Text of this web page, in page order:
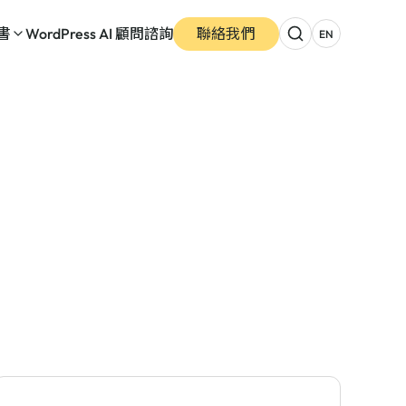
WordPress AI 顧問諮詢 聯絡我們 EN